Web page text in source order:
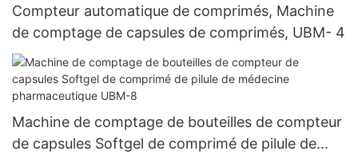
Compteur automatique de comprimés, Machine
de comptage de capsules de comprimés, UBM- 4
Machine de comptage de bouteilles de compteur
de capsules Softgel de comprimé de pilule de